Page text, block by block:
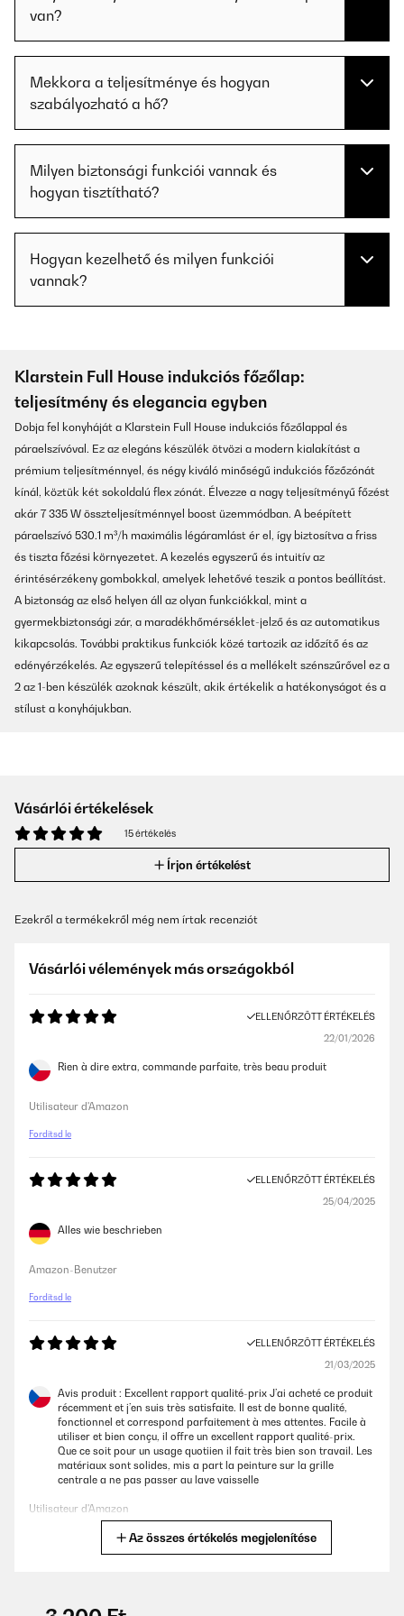
van?
Mekkora a teljesítménye és hogyan
szabályozható a hő?
Milyen biztonsági funkciói vannak és
hogyan tisztítható?
Hogyan kezelhető és milyen funkciói
vannak?
Klarstein Full House indukciós főzőlap:
teljesítmény és elegancia egyben
Dobja fel konyháját a Klarstein Full House indukciós főzőlappal és
páraelszívóval. Ez az elegáns készülék ötvözi a modern kialakítást a
prémium teljesítménnyel, és négy kiváló minőségű indukciós főzőzónát
kínál, köztük két sokoldalú flex zónát. Élvezze a nagy teljesítményű főzést
akár 7 335 W összteljesítménnyel boost üzemmódban. A beépített
páraelszívó 530.1 m³/h maximális légáramlást ér el, így biztosítva a friss
és tiszta főzési környezetet. A kezelés egyszerű és intuitív az
érintésérzékeny gombokkal, amelyek lehetővé teszik a pontos beállítást.
A biztonság az első helyen áll az olyan funkciókkal, mint a
gyermekbiztonsági zár, a maradékhőmérséklet-jelző és az automatikus
kikapcsolás. További praktikus funkciók közé tartozik az időzítő és az
edényérzékelés. Az egyszerű telepítéssel és a mellékelt szénszűrővel ez a
2 az 1-ben készülék azoknak készült, akik értékelik a hatékonyságot és a
stílust a konyhájukban.
Vásárlói értékelések
15 értékelés
Írjon értékelést
Ezekről a termékekről még nem írtak recenziót
Vásárlói vélemények más országokból
ELLENŐRZÖTT ÉRTÉKELÉS
22/01/2026
Rien à dire extra, commande parfaite, très beau produit
Utilisateur d'Amazon
Fordítsd le
ELLENŐRZÖTT ÉRTÉKELÉS
25/04/2025
Alles wie beschrieben
Amazon-Benutzer
Fordítsd le
ELLENŐRZÖTT ÉRTÉKELÉS
21/03/2025
Avis produit : Excellent rapport qualité-prix J’ai acheté ce produit
récemment et j’en suis très satisfaite. Il est de bonne qualité,
fonctionnel et correspond parfaitement à mes attentes. Facile à
utiliser et bien conçu, il offre un excellent rapport qualité-prix.
Que ce soit pour un usage quotiien il fait très bien son travail. Les
matériaux sont solides, mis a part la peinture sur la grille
centrale a ne pas passer au lave vaisselle
Utilisateur d'Amazon
Az összes értékelés megjelenítése